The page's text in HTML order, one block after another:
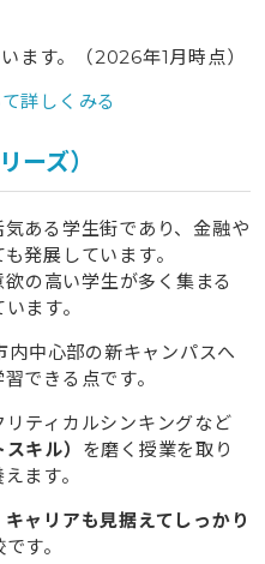
ます。（2026年1月時点）
詳しくみる
ズ）
ある学生街であり、金融や
発展しています。
の高い学生が多く集まる
ます。
中心部の新キャンパスへ
できる点です。
ティカルシンキングなど
キル） を磨く授業を取り
ます。
ャリアも見据えてしっかり
す。